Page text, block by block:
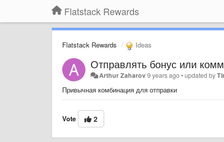
Flatstack Rewards
Flatstack Rewards Ideas
Отправлять бонус или
Arthur Zaharov9 years ago•updated by
Привычная комбинация для отправки
Vote 2